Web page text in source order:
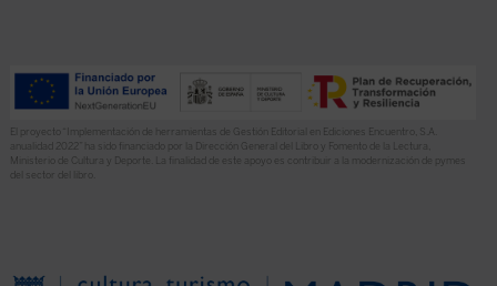
El proyecto “Implementación de herramientas de Gestión Editorial en Ediciones Encuentro, S.A.
anualidad 2022” ha sido financiado por la Dirección General del Libro y Fomento de la Lectura,
Ministerio de Cultura y Deporte. La finalidad de este apoyo es contribuir a la modernización de pymes
del sector del libro.